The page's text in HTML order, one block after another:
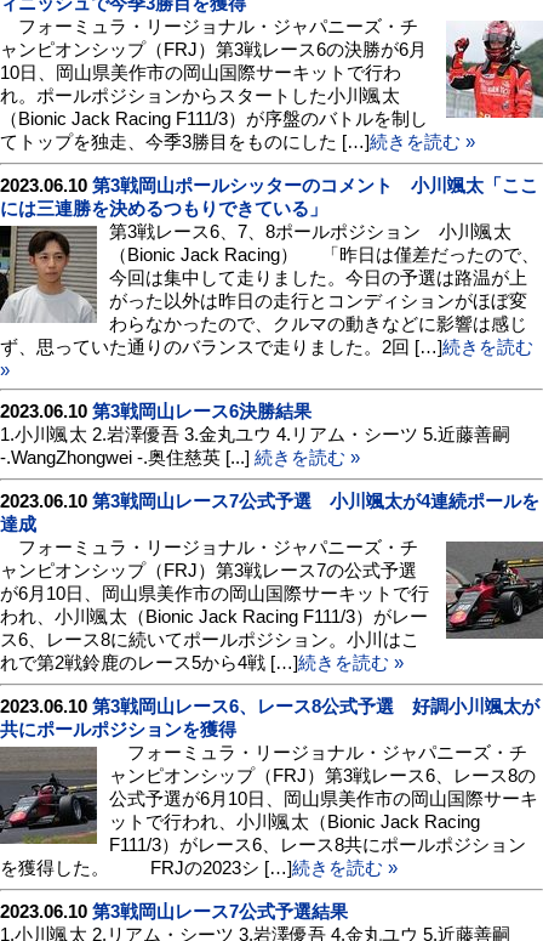
フォーミュラ・リージョナル・ジャパニーズ・チ
ャンピオンシップ（FRJ）第3戦レース6の決勝が6月
10日、岡山県美作市の岡山国際サーキットで行わ
れ。ポールポジションからスタートした小川颯太
（Bionic Jack Racing F111/3）が序盤のバトルを制し
てトップを独走、今季3勝目をものにした […]続きを読む »
2023.06.10 第3戦岡山ポールシッターのコメント 小川颯太「ここ
には三連勝を決めるつもりできている」
第3戦レース6、7、8ポールポジション 小川颯太
（Bionic Jack Racing） 「昨日は僅差だったので、
今回は集中して走りました。今日の予選は路温が上
がった以外は昨日の走行とコンディションがほぼ変
わらなかったので、クルマの動きなどに影響は感じ
ず、思っていた通りのバランスで走りました。2回 […]続きを読む
»
2023.06.10 第3戦岡山レース6決勝結果
1.小川颯太 2.岩澤優吾 3.金丸ユウ 4.リアム・シーツ 5.近藤善嗣
-.WangZhongwei -.奥住慈英 [...] 続きを読む »
2023.06.10 第3戦岡山レース7公式予選 小川颯太が4連続ポールを
達成
フォーミュラ・リージョナル・ジャパニーズ・チ
ャンピオンシップ（FRJ）第3戦レース7の公式予選
が6月10日、岡山県美作市の岡山国際サーキットで行
われ、小川颯太（Bionic Jack Racing F111/3）がレー
ス6、レース8に続いてポールポジション。小川はこ
れで第2戦鈴鹿のレース5から4戦 […]続きを読む »
2023.06.10 第3戦岡山レース6、レース8公式予選 好調小川颯太が
共にポールポジションを獲得
フォーミュラ・リージョナル・ジャパニーズ・チ
ャンピオンシップ（FRJ）第3戦レース6、レース8の
公式予選が6月10日、岡山県美作市の岡山国際サーキ
ットで行われ、小川颯太（Bionic Jack Racing
F111/3）がレース6、レース8共にポールポジション
を獲得した。 FRJの2023シ […]続きを読む »
2023.06.10 第3戦岡山レース7公式予選結果
1.小川颯太 2.リアム・シーツ 3.岩澤優吾 4.金丸ユウ 5.近藤善嗣